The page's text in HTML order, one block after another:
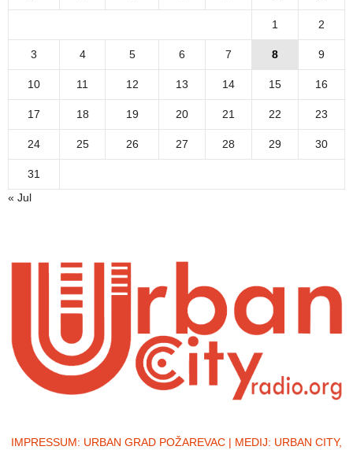
1 2
3 4 5 6 7 8 9
10 11 12 13 14 15 16
17 18 19 20 21 22 23
24 25 26 27 28 29 30
31
« Jul
IMPRESSUM: URBAN GRAD POŽAREVAC | MEDIJ: URBAN CITY,